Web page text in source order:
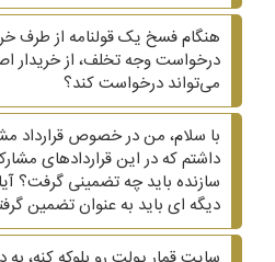
هنگام فسخ یک قولنامه از طرف
درخواست وجه تخلف، از خریدار
می‌تواند درخواست کند؟
با سلام، من در خصوص قرارداد
داشتم که در این قراردادهای
سازنده باید چه تضمینی گرفت؟
دیگه ای باید به عنوان تضمین